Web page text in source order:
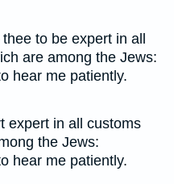
thee to be expert in all
are among the Jews:
hear me patiently.
expert in all customs
the Jews:
hear me patiently.